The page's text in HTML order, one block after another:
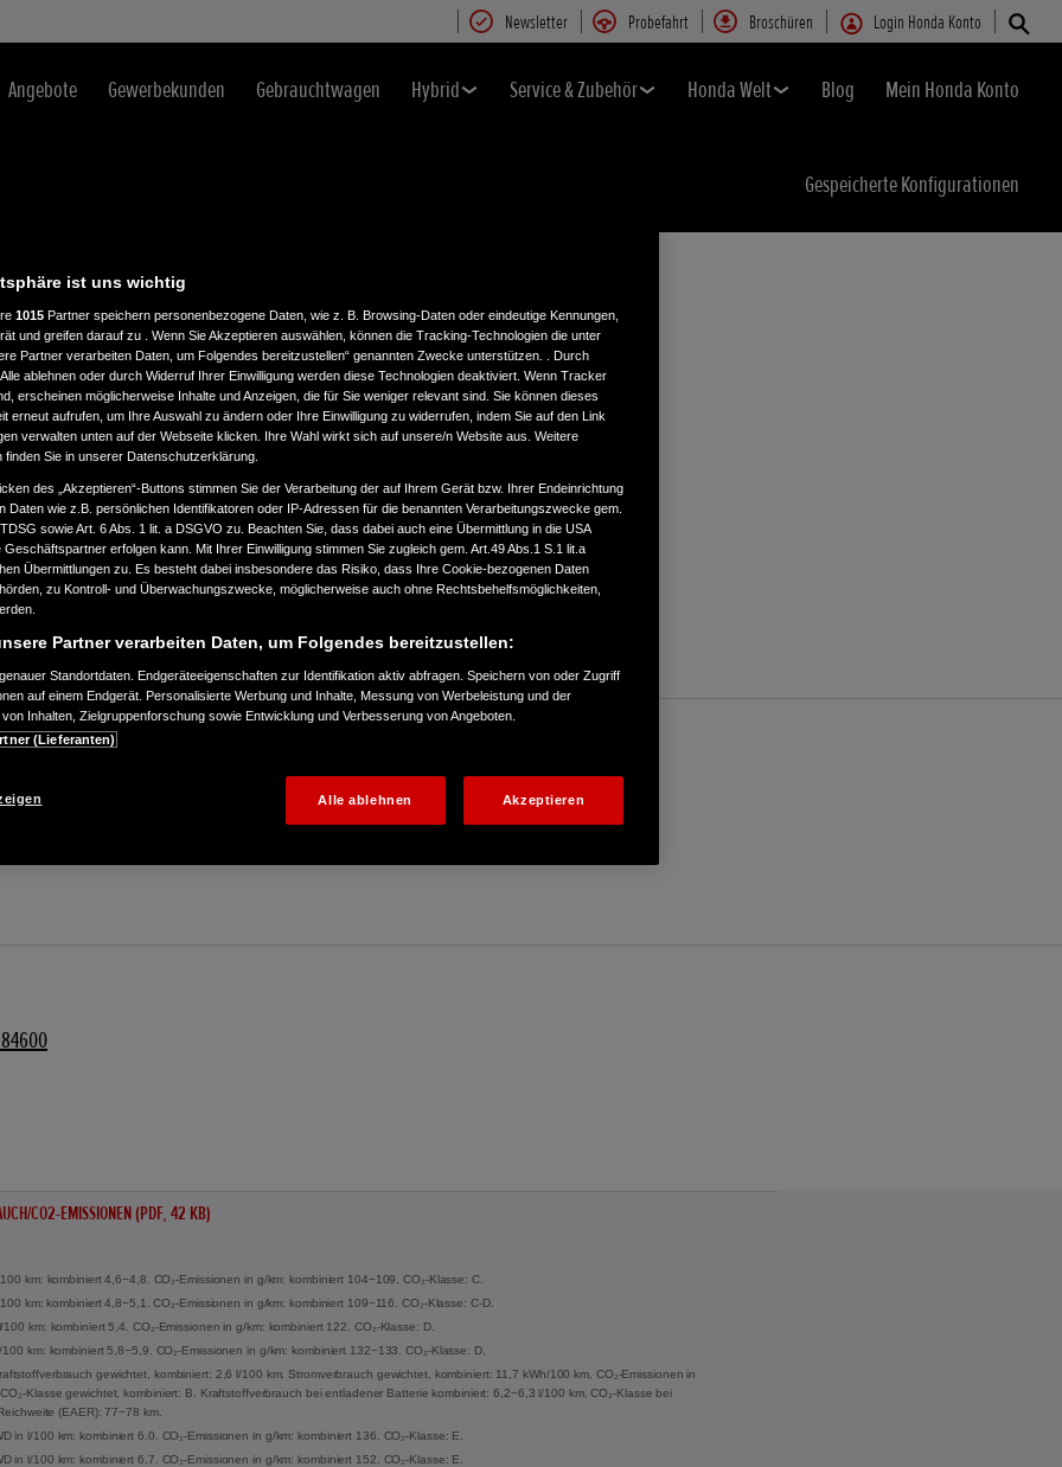
Newsletter Probefahrt Broschüren Login Honda Konto
Angebote Gewerbekunden Gebrauchtwagen Hybrid Service & Zubehör Honda Welt Blog Mein Honda Konto
Gespeicherte Konfigurationen
CO2-EMISSIONEN (PDF, 42 KB)
km: kombiniert 4,6−4,8. CO₂-Emissionen in g/km: kombiniert 104−109. CO₂-Klasse: C.
km: kombiniert 4,8−5,1. CO₂-Emissionen in g/km: kombiniert 109−116. CO₂-Klasse: C-D.
km: kombiniert 5,4. CO₂-Emissionen in g/km: kombiniert 122. CO₂-Klasse: D.
km: kombiniert 5,8−5,9. CO₂-Emissionen in g/km: kombiniert 132−133. CO₂-Klasse: D.
gewichtet, kombiniert: 2,6 l/100 km. Stromverbrauch gewichtet, kombiniert: 11,7 kWh/100 km. CO₂-Emissionen in
Klasse gewichtet, kombiniert: B. Kraftstoffverbrauch bei entladener Batterie kombiniert: 6,2−6,3 l/100 km. CO₂-Klasse bei
(EAER): 77−78 km.
in l/100 km: kombiniert 6,0. CO₂-Emissionen in g/km: kombiniert 136. CO₂-Klasse: E.
in l/100 km: kombiniert 6,7. CO₂-Emissionen in g/km: kombiniert 152. CO₂-Klasse: E.
ist uns wichtig
1015 Partner speichern personenbezogene Daten, wie z. B. Browsing-Daten oder eindeutige Kennungen,
und greifen darauf zu . Wenn Sie Akzeptieren auswählen, können die Tracking-Technologien die unter
Partner verarbeiten Daten, um Folgendes bereitzustellen“ genannten Zwecke unterstützen. . Durch
ablehnen oder durch Widerruf Ihrer Einwilligung werden diese Technologien deaktiviert. Wenn Tracker
erscheinen möglicherweise Inhalte und Anzeigen, die für Sie weniger relevant sind. Sie können dieses
erneut aufrufen, um Ihre Auswahl zu ändern oder Ihre Einwilligung zu widerrufen, indem Sie auf den Link
verwalten unten auf der Webseite klicken. Ihre Wahl wirkt sich auf unsere/n Website aus. Weitere
finden Sie in unserer Datenschutzerklärung.
des „Akzeptieren“-Buttons stimmen Sie der Verarbeitung der auf Ihrem Gerät bzw. Ihrer Endeinrichtung
Daten wie z.B. persönlichen Identifikatoren oder IP-Adressen für die benannten Verarbeitungszwecke gem.
sowie Art. 6 Abs. 1 lit. a DSGVO zu. Beachten Sie, dass dabei auch eine Übermittlung in die USA
erfolgen kann. Mit Ihrer Einwilligung stimmen Sie zugleich gem. Art.49 Abs.1 S.1 lit.a
Übermittlungen zu. Es besteht dabei insbesondere das Risiko, dass Ihre Cookie-bezogenen Daten
zu Kontroll- und Überwachungszwecke, möglicherweise auch ohne Rechtsbehelfsmöglichkeiten,
Partner verarbeiten Daten, um Folgendes bereitzustellen:
Standortdaten. Endgeräteeigenschaften zur Identifikation aktiv abfragen. Speichern von oder Zugriff
auf einem Endgerät. Personalisierte Werbung und Inhalte, Messung von Werbeleistung und der
Inhalten, Zielgruppenforschung sowie Entwicklung und Verbesserung von Angeboten.
(Lieferanten)
Alle ablehnen Akzeptieren